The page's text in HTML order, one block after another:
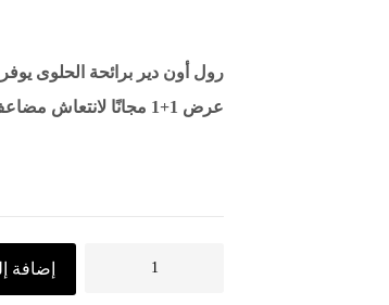
رول أون دير برائحة الحلوى
عرض 1+1 مجانًا لانتعاش مضاعف وثقة كبيرة.
إضافة